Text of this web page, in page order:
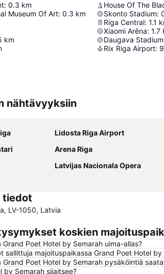
: 0.3 km
Museum Of Art: 0.3 km
km
House Of The
Skonto Stadium:
Riga Central: 1.1
Xiaomi Arēna: 1.7
Daugava Stadium
Rix Riga Airport:
nähtävyyksiin
Lidosta Riga Airport
Arena Riga
Latvijas Nacionala Opera
tiedot
LV-1050, Latvia
koskien
Poet Hotel by Semarah uima-allas?
sallittuja majoituspaikassa Grand Poet Hotel by
Poet Hotel by Semarah pysäköintiä
by Semarah sijaitsee?